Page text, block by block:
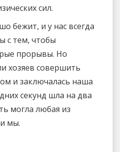
сил.
бежит, и у нас всегда
с тем, чтобы
прорывы. Но
хозяев совершить
и заключалась наша
секунд шла на два
могла любая из
мы.